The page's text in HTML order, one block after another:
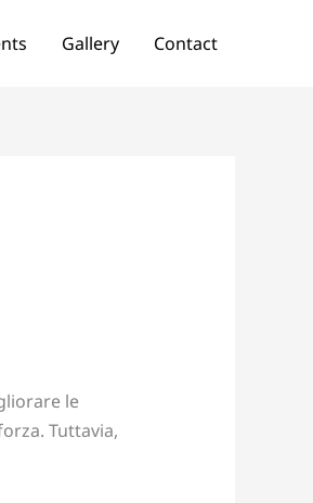
Gallery Contact
le
Tuttavia,